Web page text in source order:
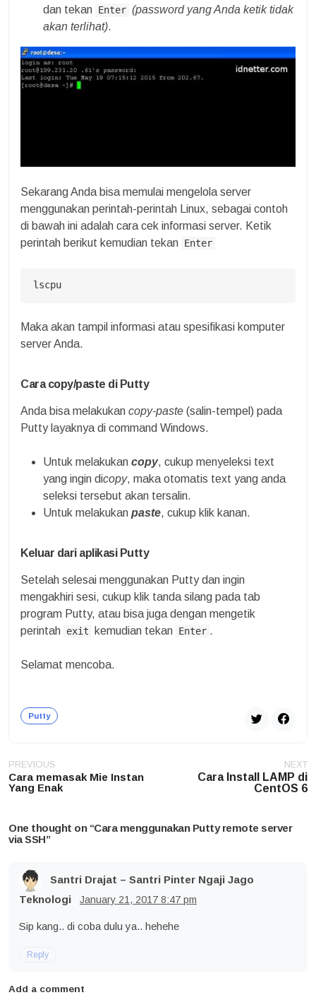
dan tekan Enter (password yang Anda ketik tidak
akan terlihat).
Sekarang Anda bisa memulai mengelola server
menggunakan perintah-perintah Linux, sebagai contoh
di bawah ini adalah cara cek informasi server. Ketik
perintah berikut kemudian tekan Enter
lscpu
Maka akan tampil informasi atau spesifikasi komputer
server Anda.
Cara copy/paste di Putty
Anda bisa melakukan copy-paste (salin-tempel) pada
Putty layaknya di command Windows.
Untuk melakukan copy, cukup menyeleksi text
yang ingin dicopy, maka otomatis text yang anda
seleksi tersebut akan tersalin.
Untuk melakukan paste, cukup klik kanan.
Keluar dari aplikasi Putty
Setelah selesai menggunakan Putty dan ingin
mengakhiri sesi, cukup klik tanda silang pada tab
program Putty, atau bisa juga dengan mengetik
perintah exit kemudian tekan Enter .
Selamat mencoba.
Putty
Post
navigation
PREVIOUS
Cara memasak Mie Instan
Yang Enak
NEXT
Cara Install LAMP di
CentOS 6
One thought on “Cara menggunakan Putty remote server
via SSH”
Santri Drajat – Santri Pinter Ngaji Jago
Teknologi
January 21, 2017 8:47 pm
Sip kang.. di coba dulu ya.. hehehe
Reply
Add a comment